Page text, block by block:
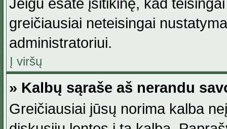
Jeigu esate įsitikinę, kad
greičiausiai neteisingai
administratoriui.
Į viršų
» Kalbų sąraše aš nerandu
Greičiausiai jūsų norima kalba